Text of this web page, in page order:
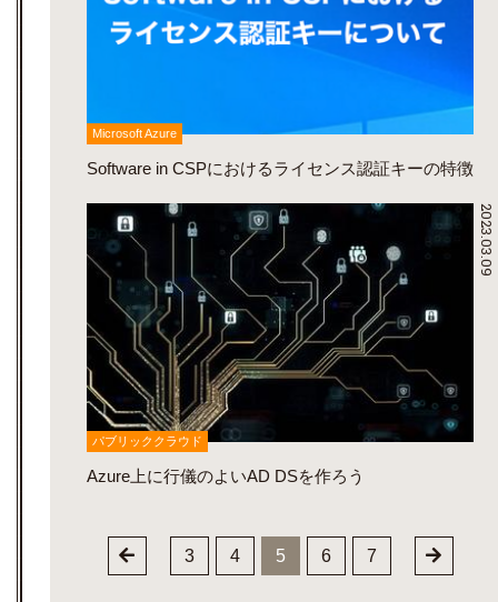
Microsoft Azure
Software in CSPにおけるライセンス認証キーの特徴
2023.03.09
パブリッククラウド
Azure上に行儀のよいAD DSを作ろう
3 4 5 6 7